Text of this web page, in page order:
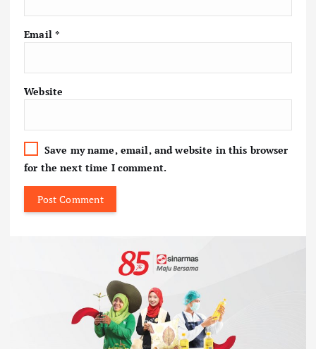
Email *
Website
Save my name, email, and website in this browser
for the next time I comment.